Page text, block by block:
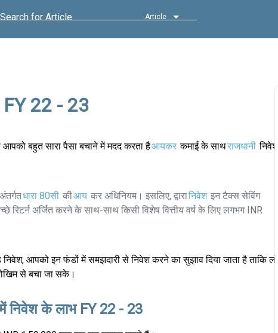
Search for Article Article
22 - 23
बहुत सारा पैसा बचाने में मदद करता हैआयकर कमाई के साथराजधानी निवेश
अंतर्गतधारा 80सी कीआय कर अधिनियम। इसलिए, द्वारानिवेश इन टैक्स सेविंग
अर्जित करने के साथ-साथ किसी विशेष वित्तीय वर्ष के लिए लगभग INR
निवेश, आपको इन फंडों में समझदारी से निवेश करने का सुझाव दिया जाता है ताकि लंबी
से बचा जा सके।
निवेश के लाभ FY 22 - 23